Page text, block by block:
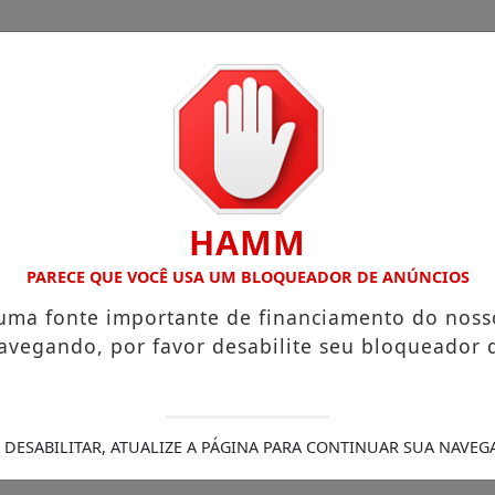
da Coxinha”, que viralizou com frase
A partir desta segunda-feira (27), pacientes que
anos; família comunica velório e sepultamento em
durante ocorrência em Arapuã
Menina de 6 anos é
ferido após carro da Secretaria de Saúde de
de Jardim Alegre
HAMM
PARECE QUE VOCÊ USA UM BLOQUEADOR DE ANÚNCIOS
fonte importante de financiamento do
por favor desabilite seu bloqueador
DESABILITAR, ATUALIZE A PÁGINA PARA CONTINUAR SUA